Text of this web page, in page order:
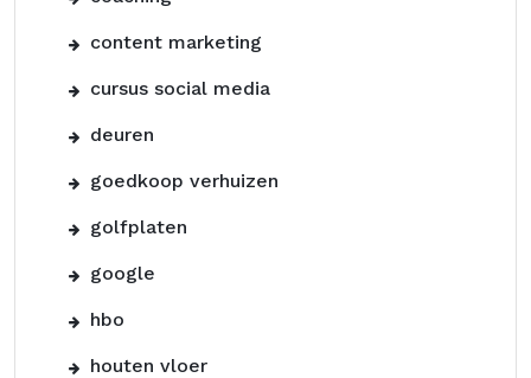
content marketing
cursus social media
deuren
goedkoop verhuizen
golfplaten
google
hbo
houten vloer